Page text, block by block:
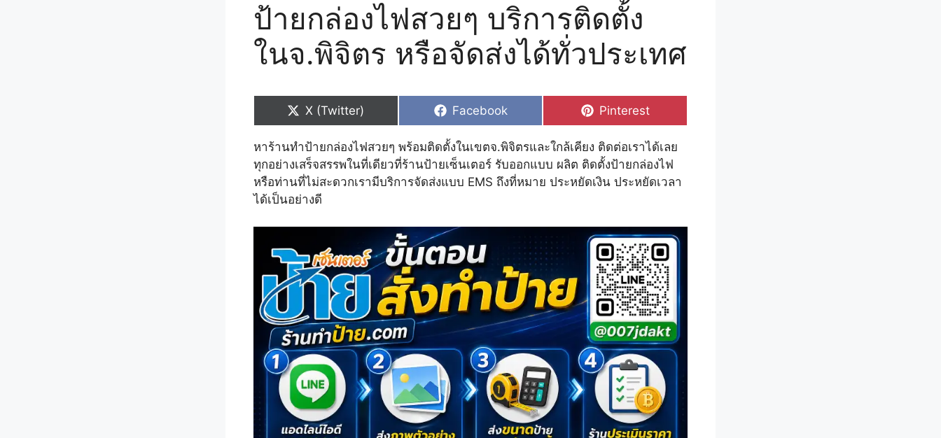
ป้ายกล่องไฟสวยๆ บริการติดตั้ง
ในจ.พิจิตร หรือจัดส่งได้ทั่วประเทศ
Share
X (Twitter)
Share
Facebook
Share
Pinterest
หาร้านทำป้ายกล่องไฟสวยๆ พร้อมติดตั้งในเขตจ.พิจิตรและใกล้เคียง ติดต่อเราได้เลย
ทุกอย่างเสร็จสรรพในที่เดียวที่ร้านป้ายเซ็นเตอร์ รับออกแบบ ผลิต ติดตั้งป้ายกล่องไฟ
หรือท่านที่ไม่สะดวกเรามีบริการจัดส่งแบบ EMS ถึงที่หมาย ประหยัดเงิน ประหยัดเวลา
ได้เป็นอย่างดี